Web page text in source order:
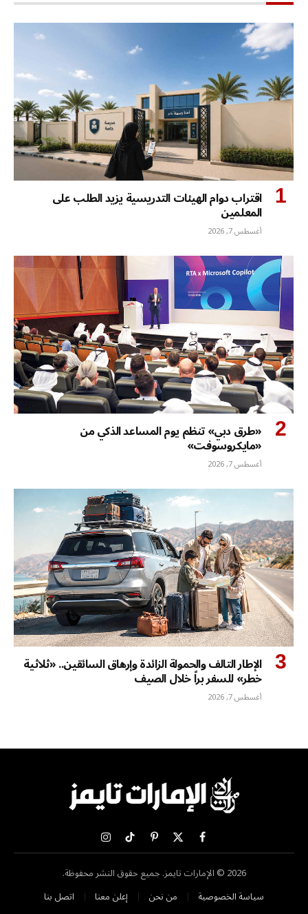
اقتراب دوام الهيئات التدريسية يزيد الطلب على
المعلمين
أغسطس 7, 2026
«طرق دبي» تنظم يوم المساعد الذكي من
«مايكروسوفت»
أغسطس 7, 2026
الإطار التالف والحمولة الزائدة وإرهاق السائقين.. «ثلاثية
خطر» للسفر براً خلال الصيف
أغسطس 7, 2026
فيسبوك
X
(Twitter)
بينتيريستتيكتوكالانستغرام
2026 © الإمارات تايمز. جميع حقوق النشر محفوظة.
سياسة الخصوصية
من نحن إعلن معنا اتصل بنا